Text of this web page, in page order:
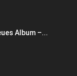
Album –...